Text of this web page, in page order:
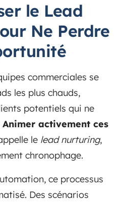
le Lead
Ne Perdre
commerciales se
les plus chauds,
potentiels qui ne
Animer activement ces
le lead nurturing,
chronophage.
ce processus
Des scénarios